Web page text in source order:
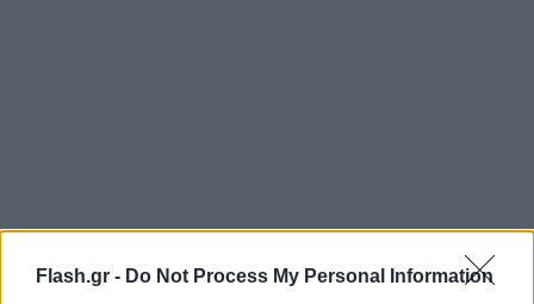
Flash.gr - Do Not Process My Personal Information